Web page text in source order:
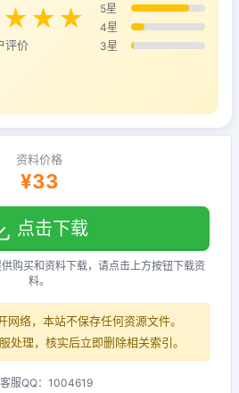
评价
5星
4星
3星
资料价格
¥33
点击下载
购买和资料下载，请点击上方按钮下载资
料。
网络，本站不保存任何资源文件。
处理，核实后立即删除相关索引。
服QQ：1004619